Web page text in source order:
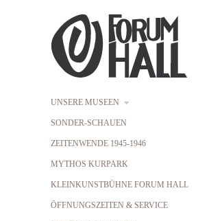
UNSERE MUSEEN
SONDER-SCHAUEN
ZEITENWENDE 1945-1946
MYTHOS KURPARK
KLEINKUNSTBÜHNE FORUM HALL
ÖFFNUNGSZEITEN & SERVICE